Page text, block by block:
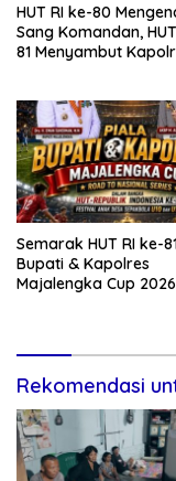
HUT RI ke-80
Sang Komandan,
81 Menyambut
Semarak HUT RI ke-
Bupati & Kapolres
Majalengka Cup 2026
Rekomendasi